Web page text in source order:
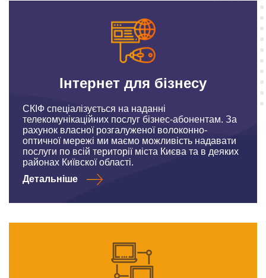
Інтернет для бізнесу
СКІФ спеціалізується на наданні
телекомунікаційних послуг бізнес-абонентам. За
рахунок власної розгалуженої волоконно-
оптичної мережі ми маємо можливість надавати
послуги по всій території міста Києва та в деяких
районах Київскої області.
Детальніше